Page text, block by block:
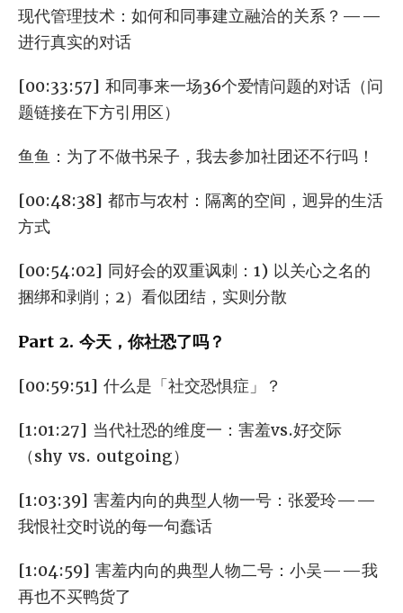
现代管理技术：如何和同事建立融洽的关系？——
进行真实的对话
[00:33:57] 和同事来一场36个爱情问题的对话（问
题链接在下方引用区）
鱼鱼：为了不做书呆子，我去参加社团还不行吗！
[00:48:38] 都市与农村：隔离的空间，迥异的生活
方式
[00:54:02] 同好会的双重讽刺：1) 以关心之名的
捆绑和剥削；2）看似团结，实则分散
Part 2. 今天，你社恐了吗？
[00:59:51] 什么是「社交恐惧症」？
[1:01:27] 当代社恐的维度一：害羞vs.好交际
（shy vs. outgoing）
[1:03:39] 害羞内向的典型人物一号：张爱玲——
我恨社交时说的每一句蠢话
[1:04:59] 害羞内向的典型人物二号：小吴——我
再也不买鸭货了